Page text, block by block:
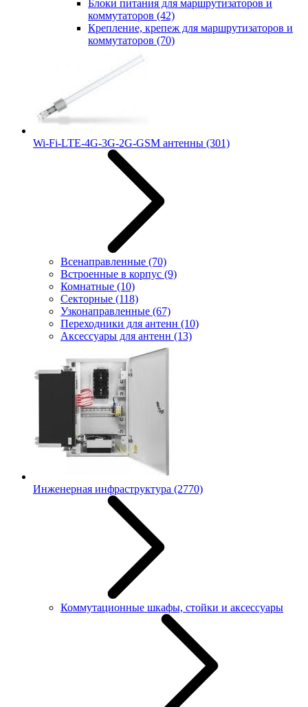
Блоки питания для маршрутизаторов и
коммутаторов (42)
Крепление, крепеж для маршрутизаторов и
коммутаторов (70)
Wi-Fi-LTE-4G-3G-2G-GSM антенны (301)
Всенаправленные (70)
Встроенные в корпус (9)
Комнатные (10)
Секторные (118)
Узконаправленные (67)
Переходники для антенн (10)
Аксессуары для антенн (13)
Инженерная инфраструктура (2770)
Коммутационные шкафы, стойки и аксессуары